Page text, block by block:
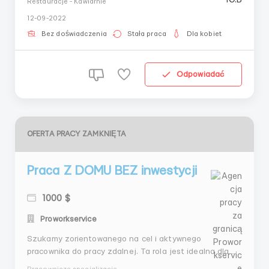
Интернет. Требования к соискателю Обязателное
место жительства Россия.Вакансия для женщин.
Restauracje - Kawiarnie
12-09-2022
Bez doświadczenia Stała praca Dla kobiet
Odpowiadać
OFERTA PRACY ZAMKNIĘTA
Praca Z DOMU BEZ inwestycji
1000 $
Proworkservice
Szukamy zorientowanego na cel i aktywnego
pracownika do pracy zdalnej. Ta rola jest idealna dla